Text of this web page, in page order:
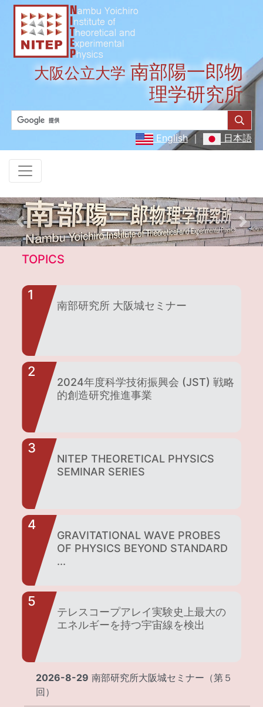
大阪公立大学南部陽一郎物
理学研究所
English ｜ 日本語
Previous Next
TOPICS
南部研究所 大阪城セミナー
1
2024年度科学技術振興会 (JST) 戦略
的創造研究推進事業
2
NITEP THEORETICAL PHYSICS
SEMINAR SERIES
3
GRAVITATIONAL WAVE PROBES
OF PHYSICS BEYOND STANDARD
...
4
テレスコープアレイ実験史上最大の
エネルギーを持つ宇宙線を検出
5
2026-8-29 南部研究所大阪城セミナー（第５
回）